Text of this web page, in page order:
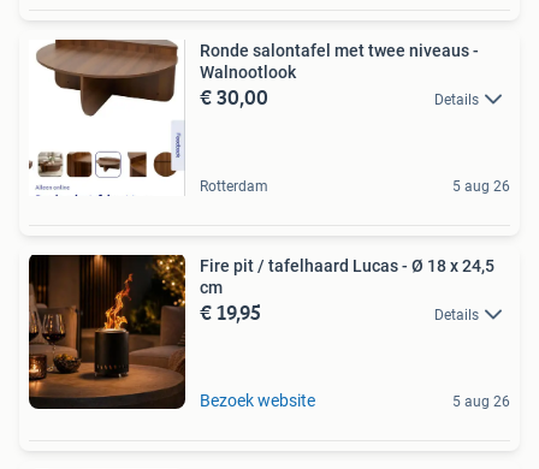
Ronde salontafel met twee niveaus -
Walnootlook
€ 30,00 Details
Rotterdam 5 aug 26
Fire pit / tafelhaard Lucas - Ø 18 x 24,5
cm
€ 19,95 Details
Bezoek website 5 aug 26